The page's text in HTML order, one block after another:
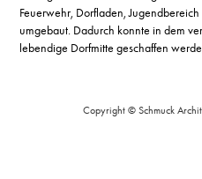
Feuerwehr, Dorfladen,
umgebaut. Dadurch konnte in dem
lebendige Dorfmitte geschaffenwerd
Copyright © Schmuck